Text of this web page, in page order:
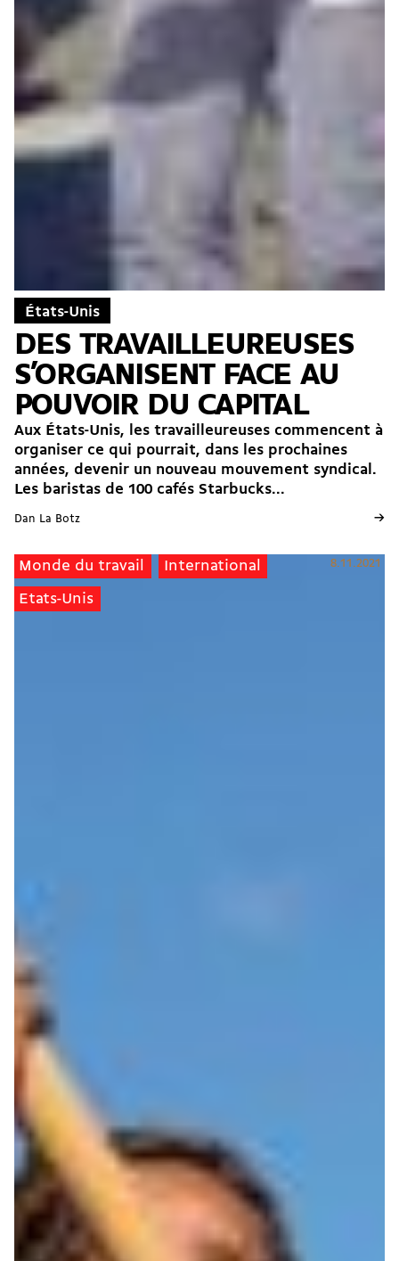
États-Unis
DES TRAVAILLEUREUSES
S’ORGANISENT FACE AU
POUVOIR DU CAPITAL
Aux États-Unis, les travailleureuses commencent à
organiser ce qui pourrait, dans les prochaines
années, devenir un nouveau mouvement syndical.
Les baristas de 100 cafés Starbucks...
Dan La Botz →
Monde du travail International
Etats-Unis
8.11.2021